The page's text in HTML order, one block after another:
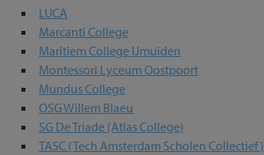
LUCA
Marcanti College
Maritiem College IJmuiden
Montessori Lyceum Oostpoort
Mundus College
OSG Willem Blaeu
SG De Triade (Atlas College)
TASC (Tech Amsterdam Scholen Collectief)